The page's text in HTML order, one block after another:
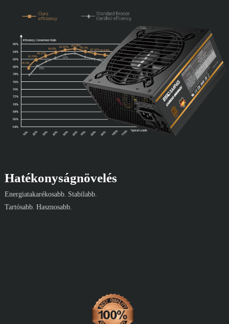
Hatékonyságnövelés
Energiatakarékosabb. Stabilabb.
Tartósabb. Hasznosabb.